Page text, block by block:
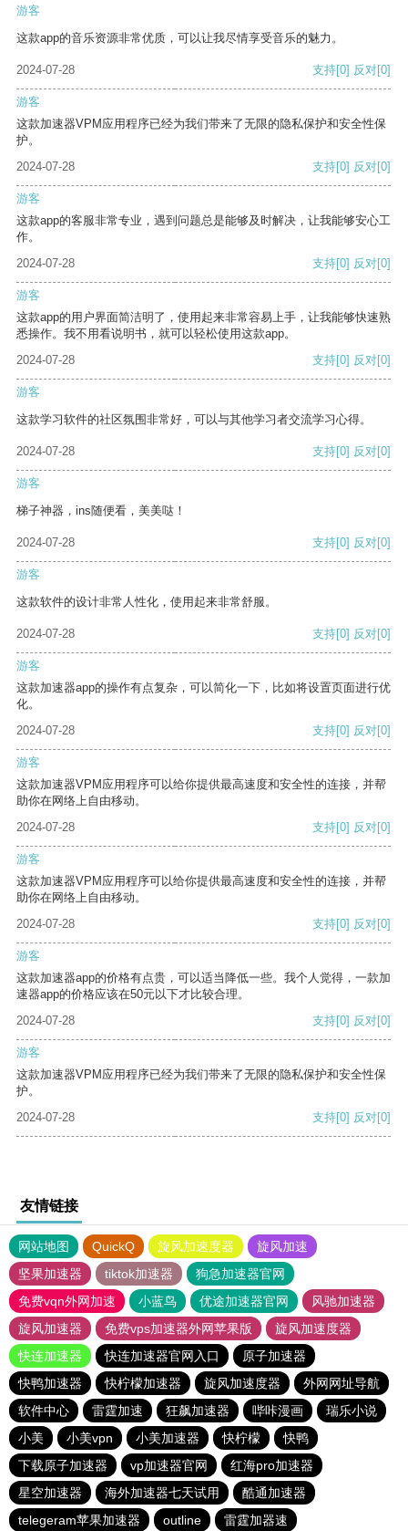
游客
这款app的音乐资源非常优质，可以让我尽情享受音乐的魅力。
2024-07-28 支持[0] 反对[0]
游客
这款加速器VPM应用程序已经为我们带来了无限的隐私保护和安全性保
护。
2024-07-28
支持[0] 反对[0]
游客
这款app的客服非常专业，遇到问题总是能够及时解决，让我能够安心工
作。
2024-07-28
支持[0] 反对[0]
游客
这款app的用户界面简洁明了，使用起来非常容易上手，让我能够快速熟
悉操作。我不用看说明书，就可以轻松使用这款app。
2024-07-28
支持[0] 反对[0]
游客
这款学习软件的社区氛围非常好，可以与其他学习者交流学习心得。
2024-07-28 支持[0] 反对[0]
游客
梯子神器，ins随便看，美美哒！
2024-07-28 支持[0] 反对[0]
游客
这款软件的设计非常人性化，使用起来非常舒服。
2024-07-28 支持[0] 反对[0]
游客
这款加速器app的操作有点复杂，可以简化一下，比如将设置页面进行优
化。
2024-07-28
支持[0] 反对[0]
游客
这款加速器VPM应用程序可以给你提供最高速度和安全性的连接，并帮
助你在网络上自由移动。
2024-07-28
支持[0] 反对[0]
游客
这款加速器VPM应用程序可以给你提供最高速度和安全性的连接，并帮
助你在网络上自由移动。
2024-07-28
支持[0] 反对[0]
游客
这款加速器app的价格有点贵，可以适当降低一些。我个人觉得，一款加
速器app的价格应该在50元以下才比较合理。
2024-07-28
支持[0] 反对[0]
游客
这款加速器VPM应用程序已经为我们带来了无限的隐私保护和安全性保
护。
2024-07-28
支持[0] 反对[0]
友情链接
网站地图 QuickQ 旋风加速度器
旋风加速
坚果加速器
tiktok加速器
狗急加速器官网
免费vqn外网加速
小蓝鸟 优途加速器官网
风驰加速器
旋风加速器
免费vps加速器外网苹果版
旋风加速度器
快连加速器
快连加速器官网入口
原子加速器
快鸭加速器
快柠檬加速器 旋风加速度器
外网网址导航
软件中心
雷霆加速 狂飙加速器 哔咔漫画
瑞乐小说
小美
小美vpn 小美加速器 快柠檬
快鸭
下载原子加速器
vp加速器官网
红海pro加速器
星空加速器
海外加速器七天试用
酷通加速器
telegeram苹果加速器
outline 雷霆加器速